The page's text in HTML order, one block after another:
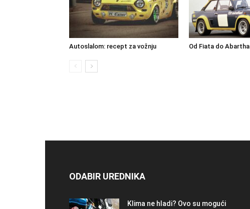
Autoslalom: recept za vožnju Od Fiata do Abartha
ODABIR UREDNIKA
Klima ne hladi? Ovo su mogući